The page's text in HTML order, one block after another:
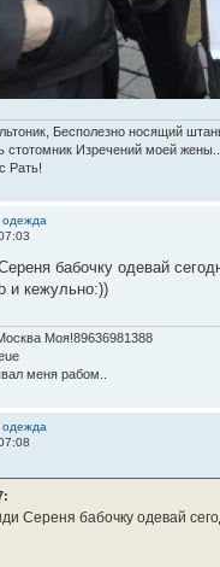
Бесполезно носящий
стотомник Изречений моей
Рать!
одежда
бабочку одевай
и кежульно:))
Моя!89636981388
меня рабом..
одежда
Сереня бабочку одевай